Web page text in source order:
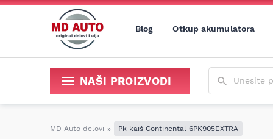
Blog Otkup akumulatora
NAŠI PROIZVODI
MD Auto delovi » Pk kaiš Continental 6PK905EXTRA